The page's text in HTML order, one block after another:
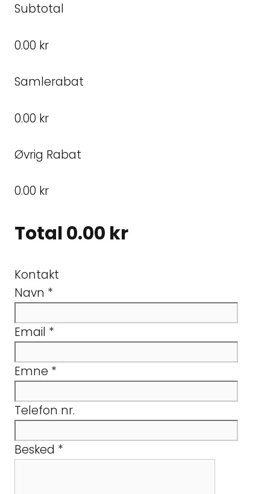
Subtotal
0.00 kr
Samlerabat
0.00 kr
Øvrig Rabat
0.00 kr
Total0.00 kr
Kontakt
Navn *
Email *
Emne *
Telefon nr.
Besked *